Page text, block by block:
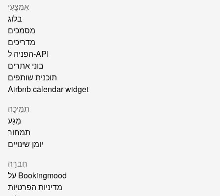
אֶמְצָעִי
בלוג
מסמכים
מדריכים
הפניה ל-API
בוני אתרים
תוכנית שותפים
Airbnb calendar widget
תְמִיכָה
מַגָע
תמחור
יומן שינויים
חֶברָה
על Bookingmood
מדיניות הפרטיות